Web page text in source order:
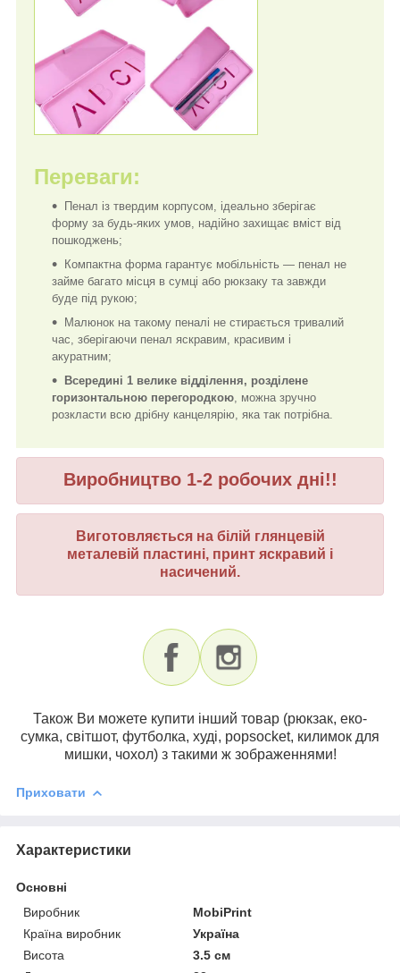
Переваги:
Пенал із твердим корпусом, ідеально зберігає
форму за будь-яких умов, надійно захищає вміст від
пошкоджень;
Компактна форма гарантує мобільність — пенал не
займе багато місця в сумці або рюкзаку та завжди
буде під рукою;
Малюнок на такому пеналі не стирається тривалий
час, зберігаючи пенал яскравим, красивим і
акуратним;
Всередині 1 велике відділення, розділене
горизонтальною перегородкою , можна зручно
розкласти всю дрібну канцелярію, яка так потрібна.
Виробництво 1-2 робочих дні!!
Виготовляється на білій глянцевій
металевій пластині, принт яскравий і
насичений.
Також Ви можете купити інший товар (рюкзак, еко-
сумка, світшот, футболка, худі, popsocket, килимок для
мишки, чохол) з такими ж зображеннями!
Приховати
Характеристики
Основні
Виробник
MobiPrint
Країна виробник
Україна
Висота
3.5 см